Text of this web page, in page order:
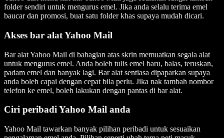
folder sendiri untuk mengurus emel. Jika anda selalu terima emel
baucar dan promosi, buat satu folder khas supaya mudah dicari.
Akses bar alat Yahoo Mail
Bar alat Yahoo Mail di bahagian atas skrin memuatkan segala alat
untuk mengurus emel. Anda boleh tulis emel baru, balas, teruskan,
padam emel dan banyak lagi. Bar alat sentiasa dipaparkan supaya
anda boleh capai dengan cepat bila perlu. Jika nak tambah nombor
telefon ke emel, boleh lakukan dengan pantas di bar alat.
Ciri peribadi Yahoo Mail anda
Yahoo Mail tawarkan banyak pilihan peribadi untuk sesuaikan